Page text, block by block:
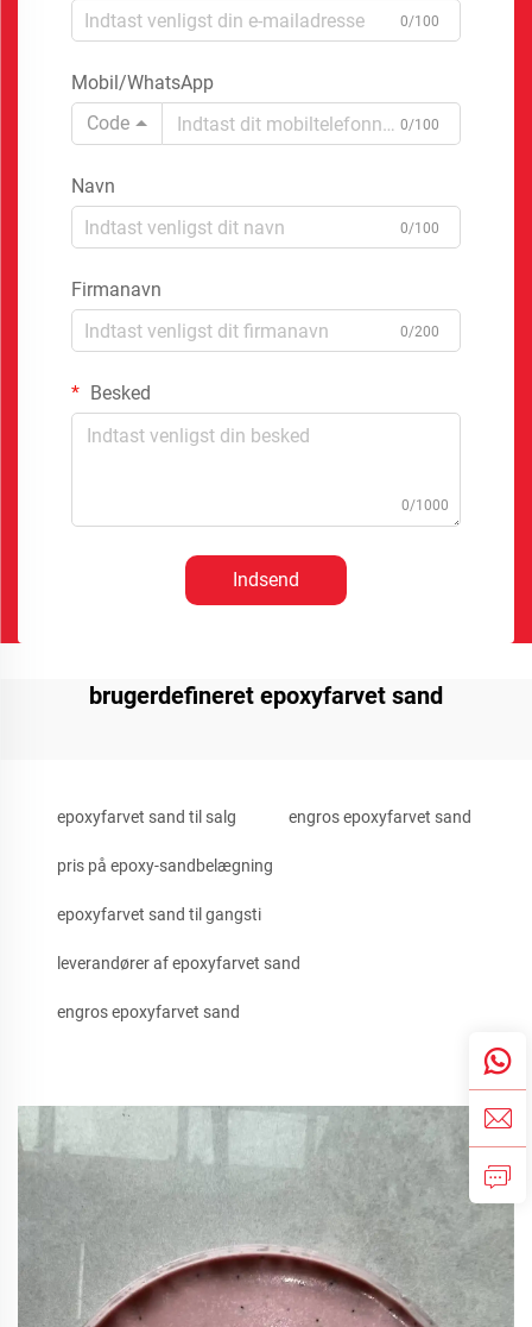
0/100
Mobil/WhatsApp
Code
0/100
Navn
0/100
Firmanavn
0/200
Besked
0/1000
Indsend
brugerdefineret epoxyfarvet sand
epoxyfarvet sand til salg engros epoxyfarvet sand
pris på epoxy-sandbelægning
epoxyfarvet sand til gangsti
leverandører af epoxyfarvet sand
engros epoxyfarvet sand